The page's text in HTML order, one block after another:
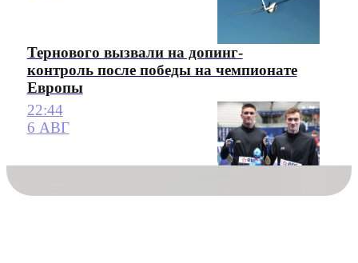
Тернового вызвали на допинг-
контроль после победы на чемпионате
Европы
22:44
6 АВГ